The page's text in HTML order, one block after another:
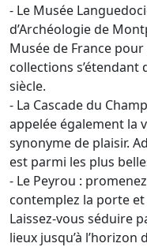
- Le Musée
d’Archéologie de
Musée de France
collections s’étendant
siècle.
- La Cascade du
appelée également la
synonyme de plaisir.
est parmi les plus
- Le Peyrou :
contemplez la porte
Laissez-vous séduire
lieux jusqu’à l’horizon